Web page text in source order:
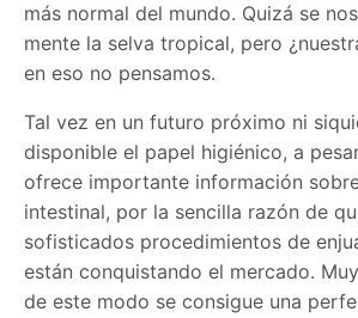
más normal del mundo. Quizá se
mente la selva tropical, pero
en eso no pensamos.
Tal vez en un futuro próximo ni
disponible el papel higiénico, a
ofrece importante información
intestinal, por la sencilla razón de
sofisticados procedimientos de
están conquistando el mercado.
de este modo se consigue una